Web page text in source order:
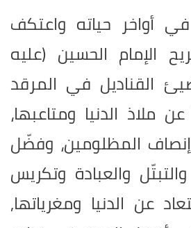
أواخر حياته واعتكف
الإمام الحسين (عليه
القناديل في المرقد
ملاذ الدنيا ومتاعبها،
المظلومين، وفضّل
والتبتّل والعبادة وتكريس
عن الدنيا ومغرياتها,